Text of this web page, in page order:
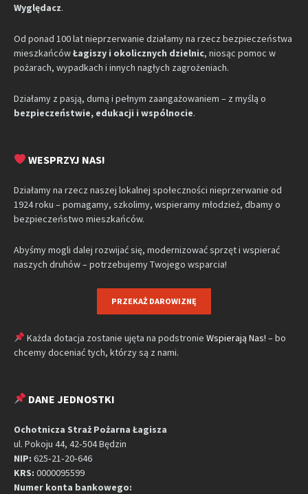
Wyględacz.
Od ponad 100 lat nieprzerwanie działamy na rzecz bezpieczeństwa
mieszkańcówŁagiszy i okolicznych dzielnic, niosąc pomoc w
pożarach, wypadkach i innych nagłych zagrożeniach.
Działamy z pasją, dumą i pełnym zaangażowaniem – z myślą o
bezpieczeństwie, edukacji i wspólnocie.
WESPRZYJ NAS!
Działamy na rzecz naszej lokalnej społeczności nieprzerwanie od
1924 roku – pomagamy, szkolimy, wspieramy młodzież, dbamy o
bezpieczeństwo mieszkańców.
Abyśmy mogli dalej rozwijać się, modernizować sprzęt i wspierać
naszych druhów – potrzebujemy Twojego wsparcia!
PRZEKAŻ DAROWIZNĘ
Każda dotacja zostanie ujęta na podstronie Wspierają Nas! – bo
chcemy doceniać tych, którzy są z nami.
DANE JEDNOSTKI
Ochotnicza Straż Pożarna Łagisza
ul. Pokoju 44, 42‑504 Będzin
NIP: 625‑21‑20‑646
KRS: 0000095599
Numer konta bankowego: